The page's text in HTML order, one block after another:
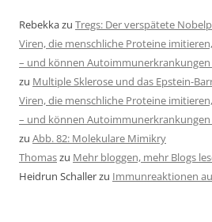
Rebekkazu Tregs: Der verspätete
Viren, die menschliche Proteine
– und können
zu Multiple Sklerose und das Epstein-
Viren, die menschliche Proteine
– und können
zu Abb. 82: Molekulare Mimikry
Thomaszu Mehr bloggen, mehr Blogs
Heidrun Schallerzu Immunreaktionen